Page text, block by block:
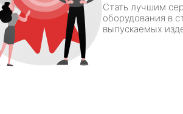
Стать лучшим
оборудования в
выпускаемых